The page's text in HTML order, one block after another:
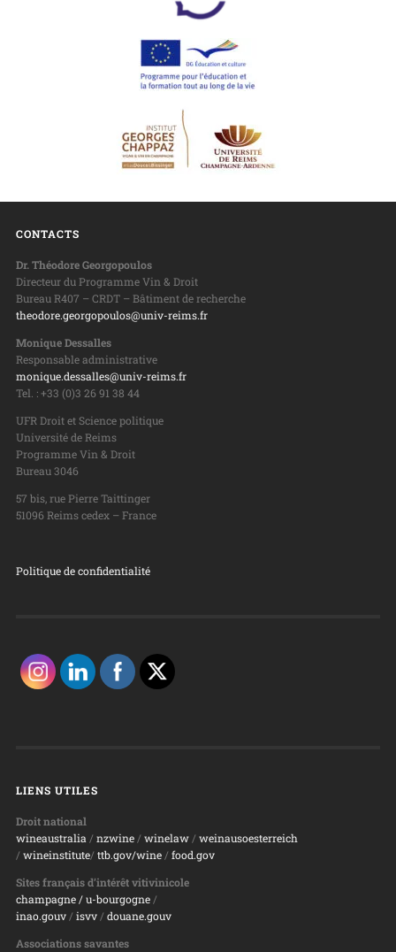
CONTACTS
Dr. Théodore Georgopoulos
Directeur du Programme Vin & Droit
Bureau R407 – CRDT – Bâtiment de recherche
theodore.georgopoulos@univ-reims.fr
Monique Dessalles
Responsable administrative
monique.dessalles@univ-reims.fr
Tel. : +33 (0)3 26 91 38 44
UFR Droit et Science politique
Université de Reims
Programme Vin & Droit
Bureau 3046
57 bis, rue Pierre Taittinger
51096 Reims cedex – France
Politique de confidentialité
LIENS UTILES
Droit national
wineaustralia / nzwine/ winelaw/ weinausoesterreich
/ wineinstitute/ ttb.gov/wine/ food.gov
Sites français d’intérêt vitivinicole
champagne/ u-bourgogne/
inao.gouv/ isvv/ douane.gouv
Associations savantes